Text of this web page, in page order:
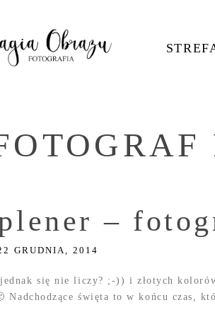
–
GRUDNIA, 2014
się nie liczy? ;-)) i złotych
święta to w końcu czas,